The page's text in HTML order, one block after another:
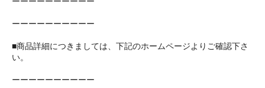
ーーーーーーーーーー
■商品詳細につきましては、下記のホームページよりご確認下さ
い。
ーーーーーーーーーー